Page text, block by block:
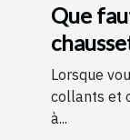
Que
Lorsque
collants et
à...